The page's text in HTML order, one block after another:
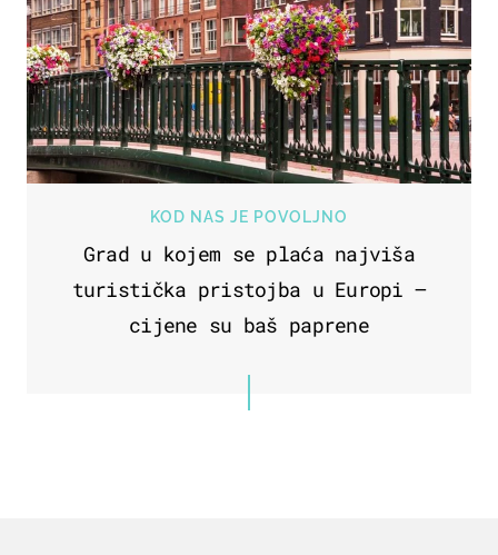
KOD NAS JE POVOLJNO
Grad u kojem se plaća najviša
turistička pristojba u Europi –
cijene su baš paprene